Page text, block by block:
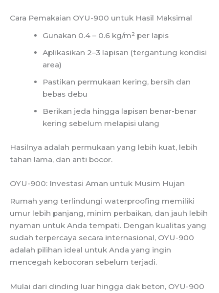
Cara Pemakaian OYU-900 untuk Hasil Maksimal
Gunakan 0.4 – 0.6 kg/m² per lapis
Aplikasikan 2–3 lapisan (tergantung kondisi
area)
Pastikan permukaan kering, bersih dan
bebas debu
Berikan jeda hingga lapisan benar-benar
kering sebelum melapisi ulang
Hasilnya adalah permukaan yang lebih kuat, lebih
tahan lama, dan anti bocor.
OYU-900: Investasi Aman untuk Musim Hujan
Rumah yang terlindungi waterproofing memiliki
umur lebih panjang, minim perbaikan, dan jauh lebih
nyaman untuk Anda tempati. Dengan kualitas yang
sudah terpercaya secara internasional, OYU-900
adalah pilihan ideal untuk Anda yang ingin
mencegah kebocoran sebelum terjadi.
Mulai dari dinding luar hingga dak beton, OYU-900